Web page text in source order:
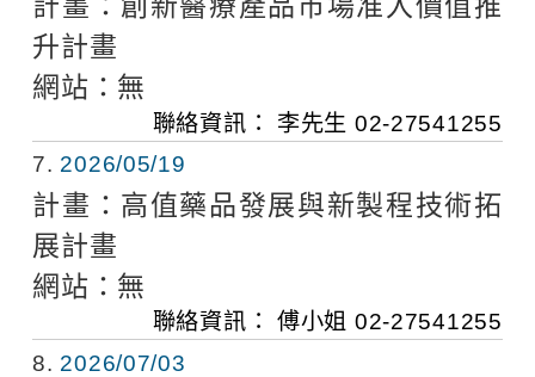
升計畫
網站： 無
聯絡資訊： 李先生 02-27541255
7
2026/05/19
計畫： 高值藥品發展與新製程技術拓
展計畫
網站： 無
聯絡資訊： 傅小姐 02-27541255
8
2026/07/03